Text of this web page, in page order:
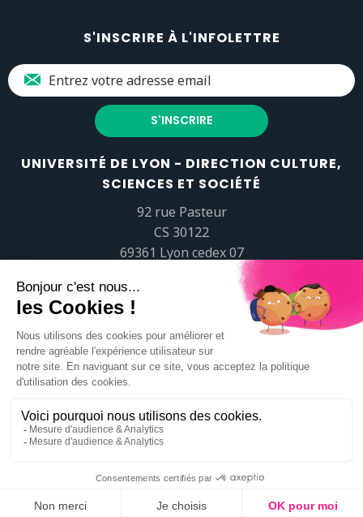
S'INSCRIRE À L'INFOLETTRE
UNIVERSITÉ DE LYON - DIRECTION CULTURE,
SCIENCES ET SOCIÉTÉ
92 rue Pasteur
CS 30122
69361 Lyon cedex 07
popsciences@universite-lyon.fr
Tél.+33 (0)4 37 37 82 01
https://www.youtube.com/embed/Qm-prNOXepo